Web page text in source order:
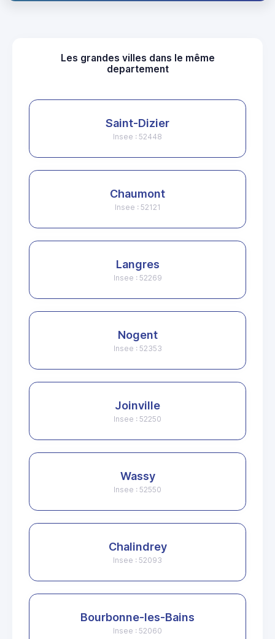
Les grandes villes dans le même
departement
Saint-Dizier
Insee : 52448
Chaumont
Insee : 52121
Langres
Insee : 52269
Nogent
Insee : 52353
Joinville
Insee : 52250
Wassy
Insee : 52550
Chalindrey
Insee : 52093
Bourbonne-les-Bains
Insee : 52060